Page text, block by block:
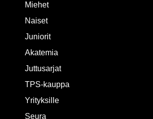
Miehet
Naiset
Juniorit
Akatemia
Juttusarjat
TPS-kauppa
Yrityksille
Seura